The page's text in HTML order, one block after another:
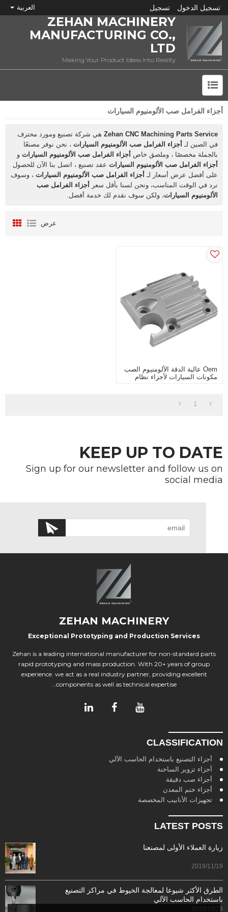
تسجيل الدخول تسجيل العربية
ZEHAN MACHINERY
MANUFACTURING CO.,
LTD
Making Your Product Ideas Into Reality
أجزاء الفرامل صب الألومنيوم السيارات
Zehan CNC Machining Parts Service هي شركة تصنيع ومورد محترف
في الصين لـ أجزاء الفرامل صب الألومنيوم السيارات ، نحن نوفر مصنعًا
بالجملة مخصصًا ، وملصق خاص أجزاء الفرامل صب الألومنيوم السيارات و
أجزاء الفرامل صب الألومنيوم السيارات عقد تصنيع ، اتصل بنا الآن للحصول
على أفضل عرض أسعار لـ أجزاء الفرامل صب الألومنيوم السيارات ، وسوف
نرد في الوقت المناسب، ونحن لسنا بأقل سعر
أجزاء الفرامل صب
الألومنيوم السيارات، ولكن سوف نقدم لك خدمة أفضل.
عرض
Oem عالية الدقة الألومنيوم الصب
مكونات السيارات لأجزاء نظام
1
KEEP UP TO DATE
Sign up for our newsletter and follow us on
social media
ZEHAN MACHINERY
Exceptional Prototyping and Production Services
Zehan is a leading international manufacturer for non-standard parts
rapid prototyping and mass production. With 20+ years of group
experience. we act as a real industry partner, providing excellent
components as well as technical expertise...
CLASSIFICATION
أجزاء التصنيع باستخدام الحاسب الآلي
أجزاء تزوير الساخنة
أجزاء صب دقيقة
أجزاء ختم المعدن
تجهيزات الأنابيب المخصصة
LATEST POSTS
زيارة العملاء الأولى لمصنعنا
2019/11/19
الطرق الأكثر شيوعا لمعالجة الخيوط في مراكز التصنيع
باستخدام الحاسب الآلي
2019/10/28